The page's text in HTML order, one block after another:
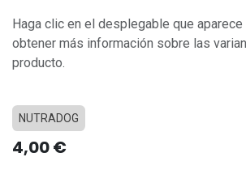
Haga clic en el desplegable que aparece
obtener más información sobre las
producto.
NUTRADOG
4,00€